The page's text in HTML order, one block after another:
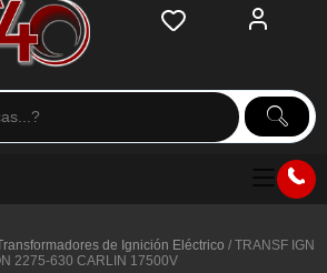
de Ignición Eléctrico / TRANSF IGN
2275-630 CARLIN 17500V